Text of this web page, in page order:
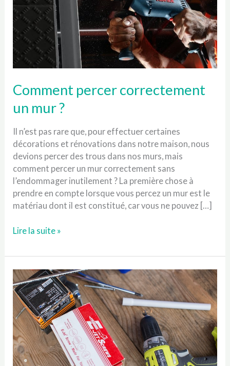
Comment percer correctement
un mur ?
Il n’est pas rare que, pour effectuer certaines
décorations et rénovations dans notre maison, nous
devions percer des trous dans nos murs, mais
comment percer un mur correctement sans
l’endommager inutilement ? La première chose à
prendre en compte lorsque vous percez un mur est le
matériau dont il est constitué, car vous ne pouvez […]
Comment
correctement
mur
?
Lire la suite »